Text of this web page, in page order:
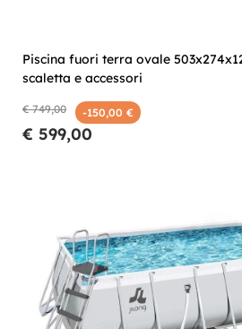
Piscina fuori terra ovale
scaletta e accessori
€ 749,00 -150,00 €
€ 599,00